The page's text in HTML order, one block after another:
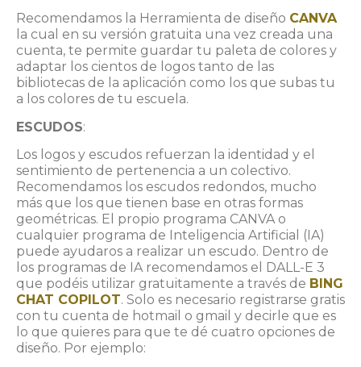
Recomendamos la Herramienta de diseño CANVA
la cual en su versión gratuita una vez creada una
cuenta, te permite guardar tu paleta de colores y
adaptar los cientos de logos tanto de las
bibliotecas de la aplicación como los que subas tu
a los colores de tu escuela.
ESCUDOS:
Los logos y escudos refuerzan la identidad y el
sentimiento de pertenencia a un colectivo.
Recomendamos los escudos redondos, mucho
más que los que tienen base en otras formas
geométricas. El propio programa CANVA o
cualquier programa de Inteligencia Artificial (IA)
puede ayudaros a realizar un escudo. Dentro de
los programas de IA recomendamos el DALL-E 3
que podéis utilizar gratuitamente a través de BING
CHAT COPILOT. Solo es necesario registrarse gratis
con tu cuenta de hotmail o gmail y decirle que es
lo que quieres para que te dé cuatro opciones de
diseño. Por ejemplo: